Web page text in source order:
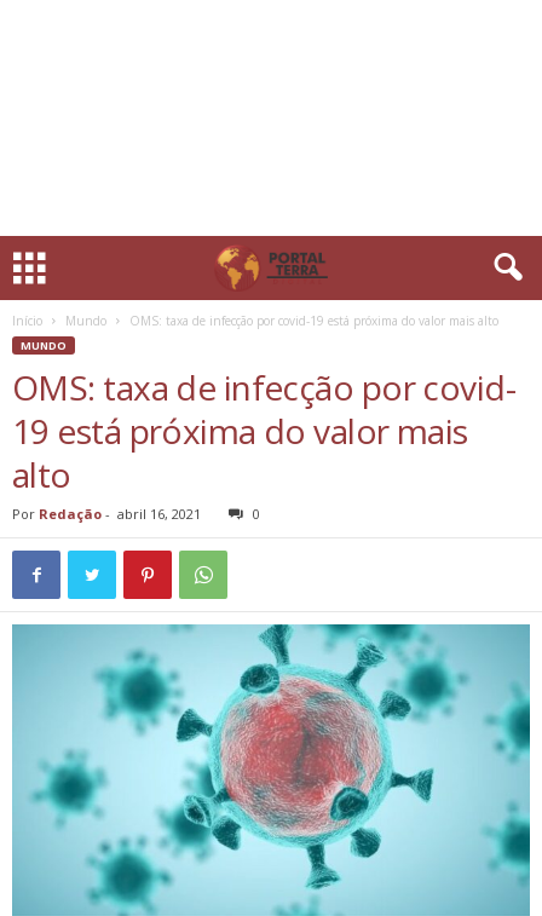
Início Mundo OMS: taxa de infecção por covid-19 está próxima do valor mais alto
MUNDO
OMS: taxa de infecção por covid-
19 está próxima do valor mais
alto
Por Redação - abril 16, 2021 0